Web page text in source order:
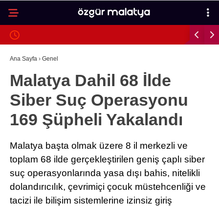
26.2°
GALERİ
MALATYA
İLÇELER
ASAYIŞ
GÜNDEM
POLITIKA
EKONOMI
Ana Sayfa › Genel
Malatya Dahil 68 İlde
Siber Suç Operasyonu
169 Şüpheli Yakalandı
Malatya başta olmak üzere 8 il merkezli ve
toplam 68 ilde gerçekleştirilen geniş çaplı siber
suç operasyonlarında yasa dışı bahis, nitelikli
dolandırıcılık, çevrimiçi çocuk müstehcenliği ve
tacizi ile bilişim sistemlerine izinsiz giriş